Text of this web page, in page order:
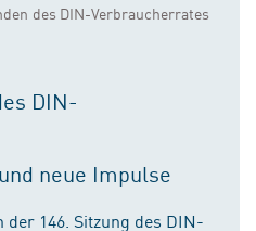
des DIN-Verbraucherrates
DIN-
neue Impulse
146. Sitzung des DIN-